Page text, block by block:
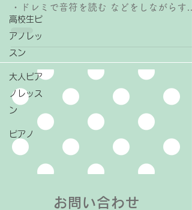
高校生ピ
アノレッ
スン
大人ピア
ノレッス
ン
ピアノ
・ドレミで音符を読む などをしながらする
と、ピアノを弾く時に言った通りに弾けば
いので分かりやすいですし、楽譜を見てピ
ノを弾く習慣が身に付きます。...
お問い合わせ